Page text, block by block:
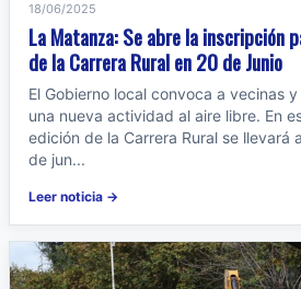
18/06/2025
La Matanza: Se abre la inscripción
de la Carrera Rural en 20 de Junio
El Gobierno local convoca a vecinas
una nueva actividad al aire libre. En
edición de la Carrera Rural se llevará
de jun...
Leer noticia →